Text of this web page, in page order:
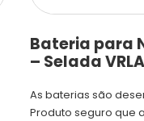
Bateria para
– Selada
As baterias são
Produto seguro que